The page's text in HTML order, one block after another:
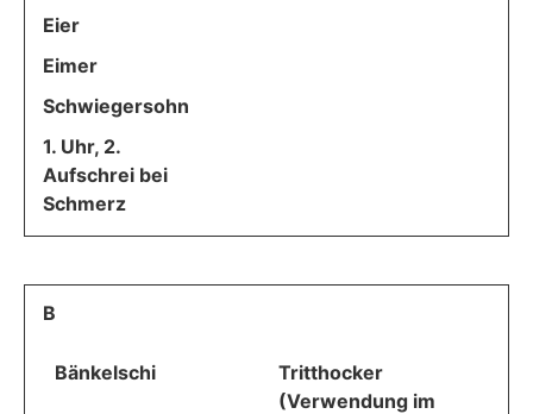
Eier
Eimer
Schwiegersohn
1. Uhr, 2.
Aufschrei bei
Schmerz
B
Bänkelschi
Tritthocker
(Verwendung im